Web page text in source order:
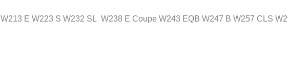
E W223 S W232 SL W238 E Coupe W243 EQB W247 B W257 CLS